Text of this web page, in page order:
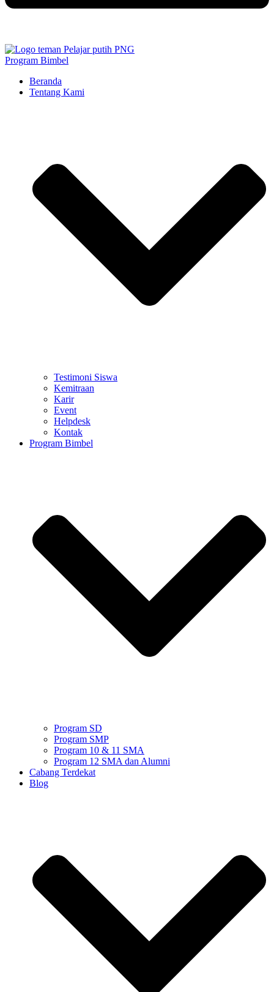
Program Bimbel
Beranda
Tentang Kami
Testimoni Siswa
Kemitraan
Karir
Event
Helpdesk
Kontak
Program Bimbel
Program SD
Program SMP
Program 10 & 11 SMA
Program 12 SMA dan Alumni
Cabang Terdekat
Blog